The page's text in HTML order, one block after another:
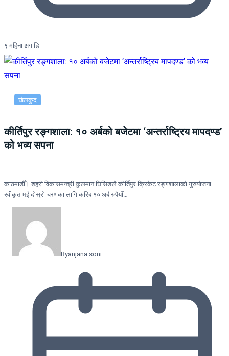
९ महिना अगाडि
खेलकुद
कीर्तिपुर रङ्गशाला: १० अर्बको बजेटमा ‘अन्तर्राष्ट्रिय मापदण्ड’
को भव्य सपना
काठमाडौँ। शहरी विकासमन्त्री कुलमान घिसिङले कीर्तिपुर क्रिकेट रङ्गशालाको गुरुयोजना
स्वीकृत भई दोस्रो चरणका लागि करिब १० अर्ब रुपैयाँ…
Byanjana soni